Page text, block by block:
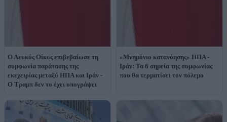
Ο Λευκός Οίκος επιβεβαίωσε τη
συμφωνία παράτασης της
εκεχειρίας μεταξύ ΗΠΑ και Ιράν -
Ο Τραμπ δεν το έχει υπογράψει
«Mνημόνιο κατανόησης» ΗΠΑ -
Ιράν: Τα 6 σημεία της συμφωνίας
που θα τερματίσει τον πόλεμο